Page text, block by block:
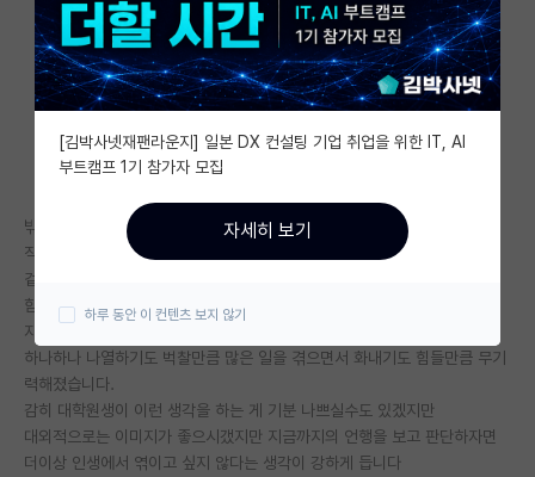
베스트 게시판
IF 명예의전당
자유 게시판(아무개랩)
미국 유학 게시판
미국 대학원 합격 후기 게시판
대학원생 모집 게시판
연구실(PI) 홍보 게시판
석박사 채용 정보 게시판
임용 정보 게시판
밖에서 봤을 땐 융통성 있고 지도도 잘 해주시는 교수님이신 것 같았는데
직접 겪어보니 소시오패스.. 같네요
겉으로 드러나는 이미지가 중요하시고 내부적으로는 사람봐가면서 (본인이
함부로 해도 괜찮은 학생들한테만)
자존감 떨어뜨리는 말과 행동을 일삼고, 차별까지..
하나하나 나열하기도 벅찰만큼 많은 일을 겪으면서 화내기도 힘들만큼 무기
력해졌습니다.
감히 대학원생이 이런 생각을 하는 게 기분 나쁘실수도 있겠지만
대외적으로는 이미지가 좋으시갰지만 지금까지의 언행을 보고 판단하자면
더이상 인생에서 엮이고 싶지 않다는 생각이 강하게 듭니다
[김박사넷재팬라운지] 일본 DX 컨설팅 기업 취업을 위한 IT, AI
부트캠프 1기 참가자 모집
자세히 보기
하루 동안 이 컨텐츠 보지 않기